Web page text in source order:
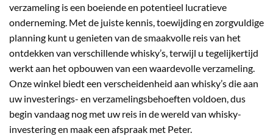
verzameling is een boeiende en potentieel lucratieve
onderneming. Met de juiste kennis, toewijding en zorgvuldige
planning kunt u genieten van de smaakvolle reis van het
ontdekken van verschillende whisky’s, terwijl u tegelijkertijd
werkt aan het opbouwen van een waardevolle verzameling.
Onze winkel biedt een verscheidenheid aan whisky’s die aan
uw investerings- en verzamelingsbehoeften voldoen, dus
begin vandaag nog met uw reis in de wereld van whisky-
investering en maak een afspraak met Peter.